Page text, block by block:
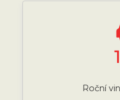
1
Roční